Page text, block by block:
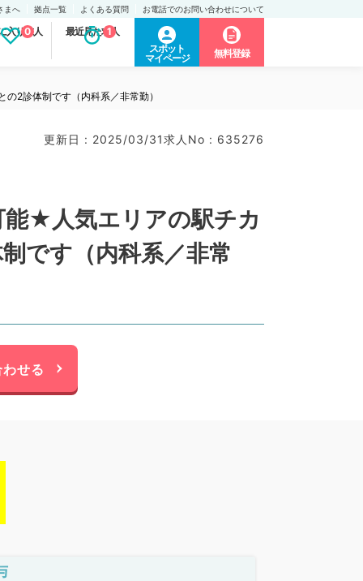
まへ 拠点一覧 よくある質問 お電話でのお問い合わせについて
入り求人
0 最近見た求人
1
スポット
マイページ
無料登録
2診体制です（内科系／非常勤）
更新日 : 2025/03/31求人No : 635276
能★人気エリアの駅チカ
です（内科系／非常
せる